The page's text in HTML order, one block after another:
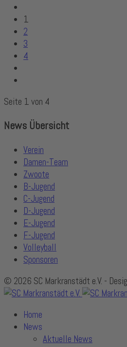
1
2
3
4
Seite 1 von 4
News Übersicht
Verein
Damen-Team
Zwoote
B-Jugend
C-Jugend
D-Jugend
E-Jugend
F-Jugend
Volleyball
Sponsoren
© 2026 SC Markranstädt e.V. -
Home
News
Aktuelle News